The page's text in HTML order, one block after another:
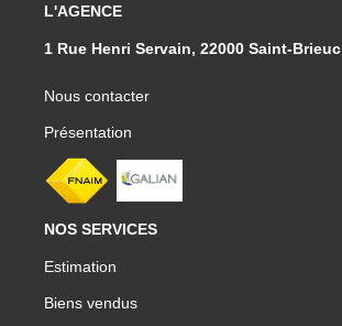
L'AGENCE
1 Rue Henri Servain, 22000 Saint-Brieuc
Nous contacter
Présentation
NOS SERVICES
Estimation
Biens vendus